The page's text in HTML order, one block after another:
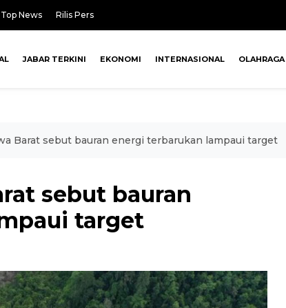
Top News Rilis Pers
JABAR TERKINI EKONOMI INTERNASIONAL OLAHRAGA
Barat sebut bauran energi terbarukan lampaui target
sebut bauran
target